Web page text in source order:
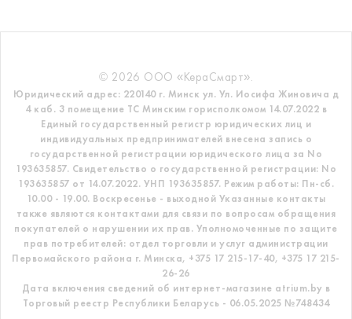
© 2026 ООО «КераСмарт».
Юридический адрес: 220140 г. Минск ул. Ул. Иосифа Жиновича д
4 каб. 3 помещение ТС Минским горисполкомом 14.07.2022 в
Единый государственный регистр юридических лиц и
индивидуальных предпринимателей внесена запись о
государственной регистрации юридического лица за No
193635857. Свидетельство о государственной регистрации: No
193635857 от 14.07.2022. УНП 193635857. Режим работы: Пн-сб.
10.00 - 19.00. Воскресенье - выходной Указанные контакты
также являются контактами для связи по вопросам обращения
покупателей о нарушении их прав. Уполномоченные по защите
прав потребителей: отдел торговли и услуг администрации
Первомайского района г. Минска, +375 17 215-17-40, +375 17 215-
26-26
Дата включения сведений об интернет-магазине atrium.by в
Торговый реестр Республики Беларусь - 06.05.2025 №748434